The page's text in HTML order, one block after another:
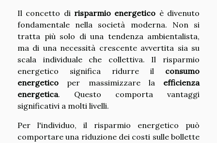
Il concetto di risparmio energetico è divenuto
fondamentale nella società moderna. Non si
tratta più solo di una tendenza ambientalista,
ma di una necessità crescente avvertita sia su
scala individuale che collettiva. Il risparmio
energetico significa ridurre il consumo
energetico per massimizzare la efficienza
energetica. Questo comporta vantaggi
significativi a molti livelli.
Per l'individuo, il risparmio energetico può
comportare una riduzione dei costi sulle bollette